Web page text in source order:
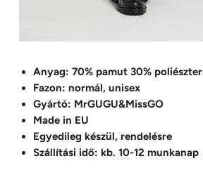
Anyag: 70% pamut 30% poliészter
Fazon: normál, unisex
Gyártó: MrGUGU&MissGO
Made in EU
Egyedileg készül, rendelésre
Szállítási idő: kb. 10-12 munkanap